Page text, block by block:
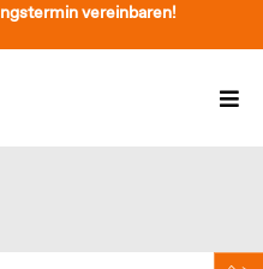
vereinbaren!